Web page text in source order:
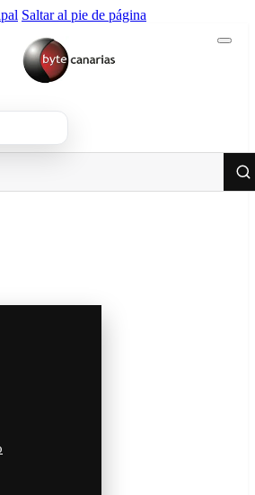
Saltar al pie de página